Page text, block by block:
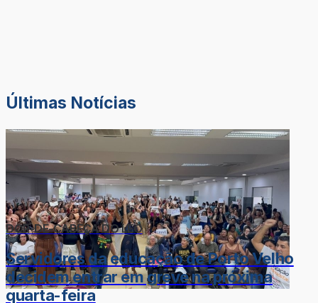
Últimas Notícias
DOR-DE-CABEÇA DO LÉO
Servidores da educação de Porto Velho
decidem entrar em greve na próxima
quarta-feira